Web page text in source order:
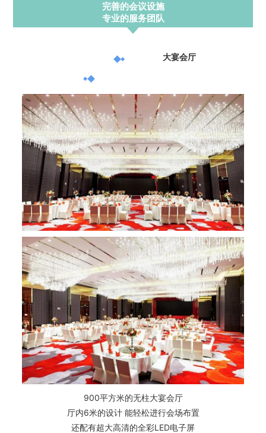
完善的会议设施
专业的服务团队
大宴会厅
900平方米的无柱大宴会厅
厅内6米的设计 能轻松进行会场布置
还配有超大高清的全彩LED电子屏